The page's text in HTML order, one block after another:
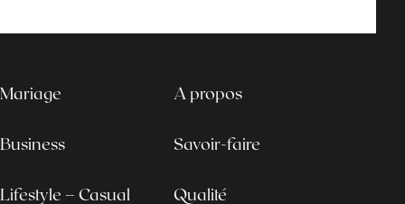
Mariage
Business
Lifestyle – Casual
A propos
Savoir-faire
Qualité